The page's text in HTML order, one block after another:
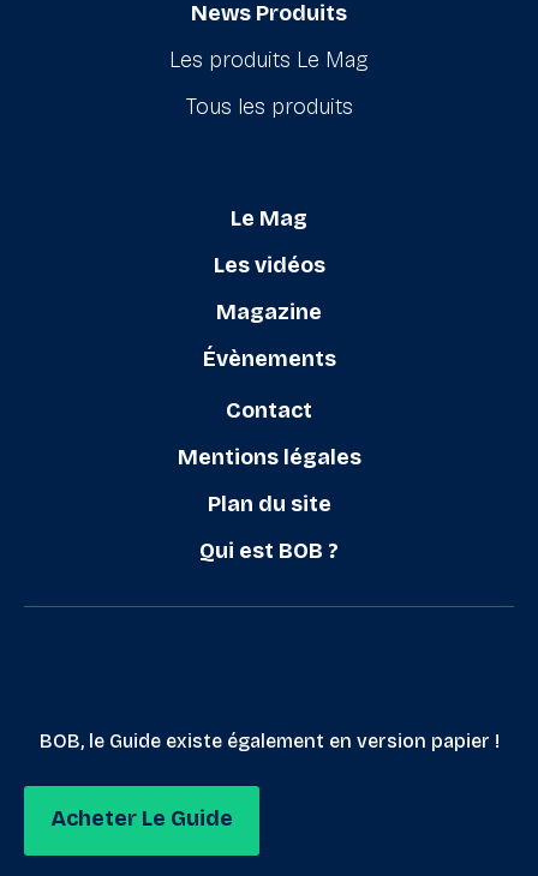
News Produits
Les produits Le Mag
Tous les produits
Le Mag
Les vidéos
Magazine
Évènements
Contact
Mentions légales
Plan du site
Qui est BOB ?
BOB, le Guide existe également en version papier !
Acheter Le Guide